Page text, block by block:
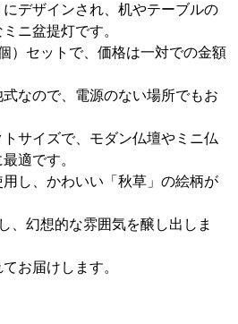
デザインされ、机やテーブルの
ニ盆提灯です。
）セットで、価格は一対での金額
なので、電源のない場所でもお
サイズで、モダン仏壇やミニ仏
適です。
し、かわいい「秋草」の絵柄が
、幻想的な雰囲気を醸し出しま
お届けします。